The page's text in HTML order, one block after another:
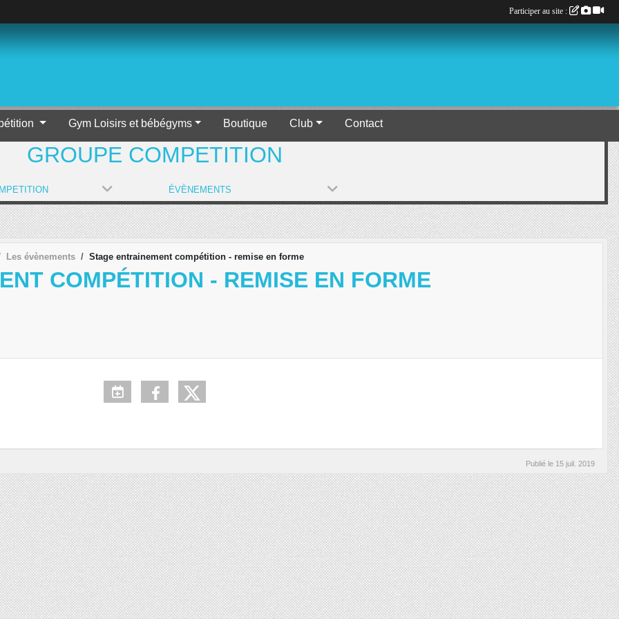
Gym Loisirs et bébégyms Boutique Club Contact
GROUPE COMPETITION
ÉVÈNEMENTS
Les évènements Stage entrainement compétition - remise en forme
COMPÉTITION - REMISE EN FORME
Publié le 15 juil. 2019
Participer au site :